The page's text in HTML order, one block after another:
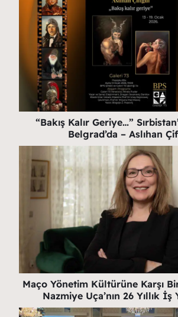
“Bakış Kalır Geriye…”
Belgrad’da – Aslıhan
Maço Yönetim Kültürüne Karşı
Nazmiye Uça’nın 26 Yıllık